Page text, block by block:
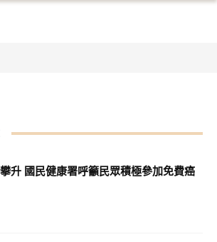
升 國民健康署呼籲民眾積極參加免費癌